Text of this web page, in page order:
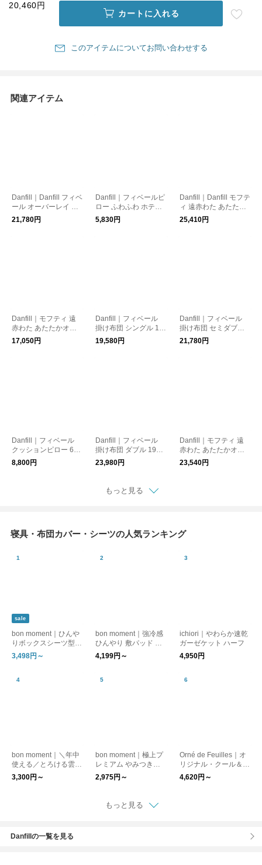
20,460円
カートに入れる
このアイテムについてお問い合わせする
関連アイテム
Danfill｜Danfill フィベ
ール オーバーレイ ダ
ブル 約140×200cm ふ
わふわ ホテル仕様 北
21,780円
Danfill｜フィベールピ
ロー ふわふわ ホテル
仕様 北欧
5,830円
Danfill｜Danfill モフテ
ィ 遠赤わた あたたか
掛けふとん セミダブ
ルサイズ 北欧
25,410円
Danfill｜モフティ 遠
赤わた あたたかオー
バーレイ シングルサ
イズ 北欧
17,050円
Danfill｜フィベール
掛け布団 シングル 15
0×210cm ふわふわ ホ
テル仕様 北欧
19,580円
Danfill｜フィベール
掛け布団 セミダブル
約170×210cm
21,780円
Danfill｜フィベール
クッションピロー 60×
60cm ふわふわ ホテル
仕様 北欧
8,800円
Danfill｜フィベール
掛け布団 ダブル 190×
210cm ふわふわ ホテ
ル仕様 北欧
23,980円
Danfill｜モフティ 遠
赤わた あたたかオー
バーレイ ダブルサイ
ズ 北欧
23,540円
もっと見る
寝具・布団カバー・シーツの人気ランキング
sale
bon moment｜ひんや
りボックスシーツ型
敷きパッド 綿100% /
ドライコットン【前モ
3,498円～
bon moment｜強冷感
ひんやり 敷パッド 持
続冷感 シングル 夏寝
具
4,199円～
ichiori｜やわらか速乾
ガーゼケット ハーフ
4,950円
bon moment｜＼年中
使える／とろける雲ケ
ット / 掛け布団 肌掛け
ブランケット 夏 寝
3,300円～
bon moment｜極上プ
レミアム やみつき毛
布
2,975円～
Orné de Feuilles｜オ
リジナル・クール＆ス
ムースパッド
4,620円～
もっと見る
Danfillの一覧を見る